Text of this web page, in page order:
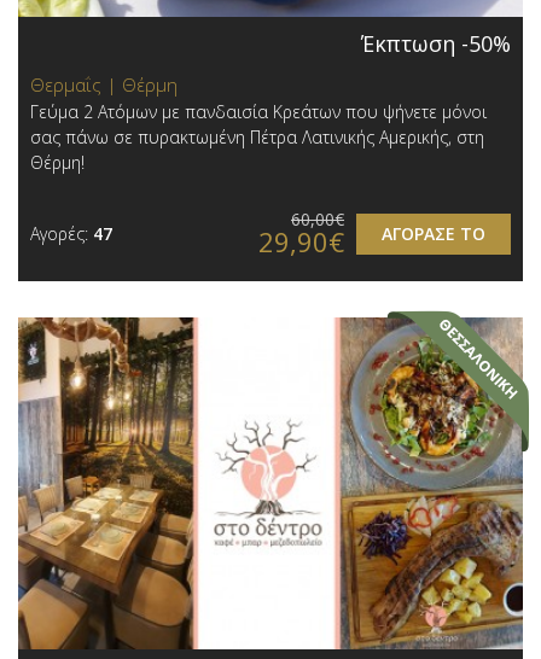
Έκπτωση -50%
Θερμαΐς | Θέρμη
Γεύμα 2 Ατόμων με πανδαισία Κρεάτων που ψήνετε μόνοι
σας πάνω σε πυρακτωμένη Πέτρα Λατινικής Αμερικής, στη
Θέρμη!
Αγορές: 47 ΑΓΟΡΑΣΕ ΤΟ
60,00€
29,90€